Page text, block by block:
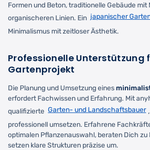
Formen und Beton, traditionelle Gebäude mit
organischeren Linien. Ein japanischer
Minimalismus mit zeitloser Ästhetik.
Professionelle Unterstützung
Gartenprojekt
Die Planung und Umsetzung eines
erfordert Fachwissen und Erfahrung. Mit
qualifizierte Garten- und Landschaftsbauer
professionell umsetzen. Erfahrene
optimalen Pflanzenauswahl, beraten Dich zu
setzen klare Strukturen präzise um.